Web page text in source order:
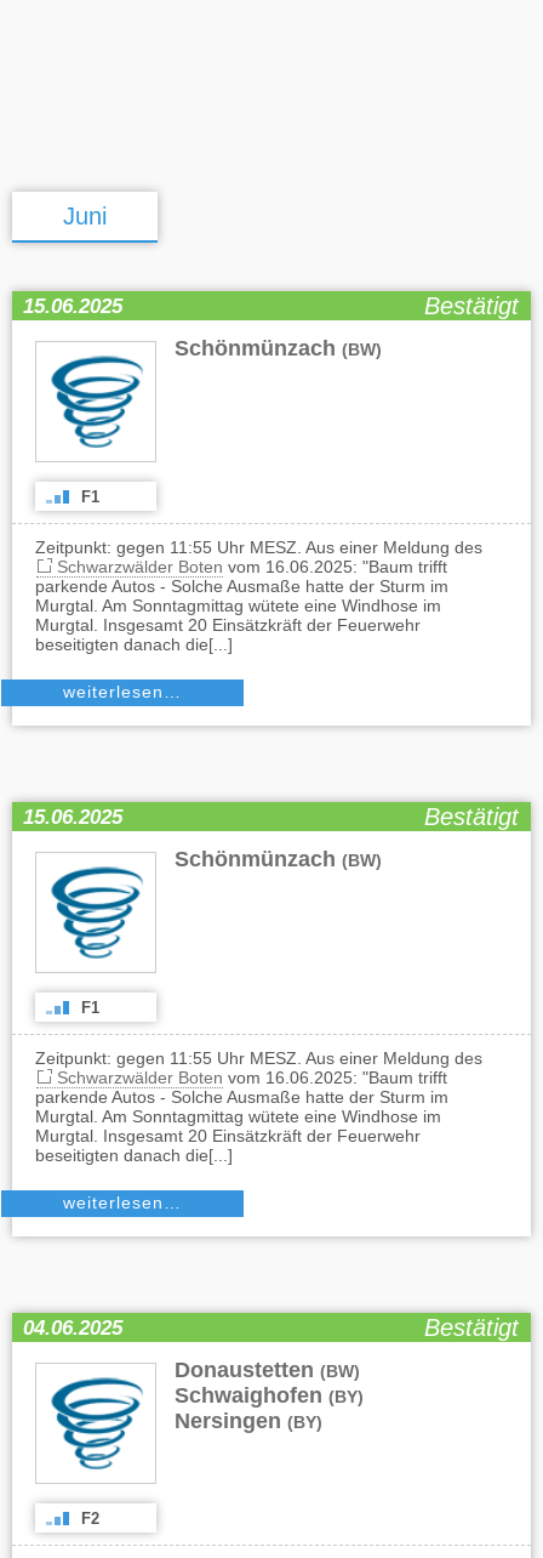
Juni
15.06.2025 Bestätigt
Schönmünzach (BW)
F1
Zeitpunkt: gegen 11:55 Uhr MESZ. Aus einer Meldung des
Schwarzwälder Boten vom 16.06.2025: "Baum trifft
parkende Autos - Solche Ausmaße hatte der Sturm im
Murgtal. Am Sonntagmittag wütete eine Windhose im
Murgtal. Insgesamt 20 Einsätzkräft der Feuerwehr
beseitigten danach die[...]
weiterlesen…
15.06.2025 Bestätigt
Schönmünzach (BW)
F1
Zeitpunkt: gegen 11:55 Uhr MESZ. Aus einer Meldung des
Schwarzwälder Boten vom 16.06.2025: "Baum trifft
parkende Autos - Solche Ausmaße hatte der Sturm im
Murgtal. Am Sonntagmittag wütete eine Windhose im
Murgtal. Insgesamt 20 Einsätzkräft der Feuerwehr
beseitigten danach die[...]
weiterlesen…
04.06.2025 Bestätigt
Donaustetten (BW)
Schwaighofen (BY)
Nersingen (BY)
F2